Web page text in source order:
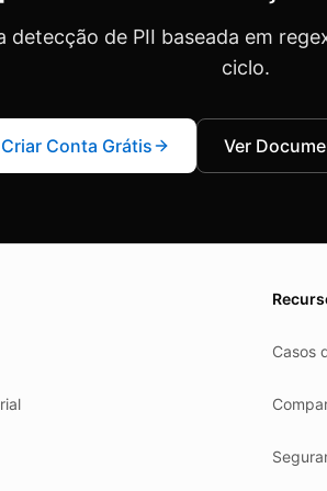
detecção de PII baseada em
ciclo.
Criar Conta Grátis Ver
Casos